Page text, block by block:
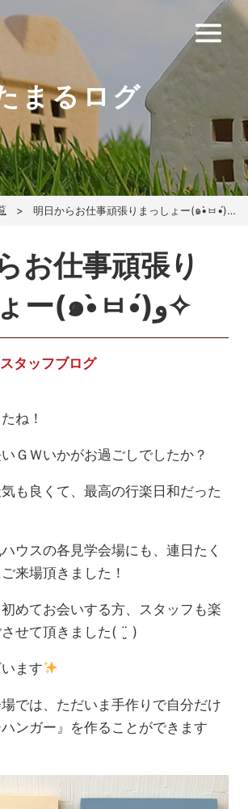
まるログ
明日からお仕事頑張りまっしょー(๑•̀ㅂ•́)ﻭ✧
お仕事頑張り
まっしょー(๑•̀ㅂ•́)ﻭ✧
スタッフブログ
ね！
ＧＷいかがお過ごしでしたか？
も良くて、最高の行楽日和だった
ウスの各見学会場にも、連日たく
来場頂きました！
めてお会いする方、スタッフも楽
せて頂きました( ¨̮ )
ます
では、ただいま手作りで自分だけ
ンガー』を作ることができます